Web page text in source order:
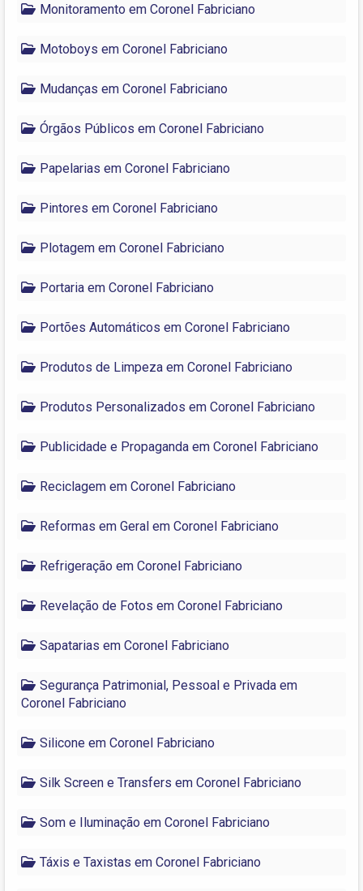
Monitoramento em Coronel Fabriciano
Motoboys em Coronel Fabriciano
Mudanças em Coronel Fabriciano
Órgãos Públicos em Coronel Fabriciano
Papelarias em Coronel Fabriciano
Pintores em Coronel Fabriciano
Plotagem em Coronel Fabriciano
Portaria em Coronel Fabriciano
Portões Automáticos em Coronel Fabriciano
Produtos de Limpeza em Coronel Fabriciano
Produtos Personalizados em Coronel Fabriciano
Publicidade e Propaganda em Coronel Fabriciano
Reciclagem em Coronel Fabriciano
Reformas em Geral em Coronel Fabriciano
Refrigeração em Coronel Fabriciano
Revelação de Fotos em Coronel Fabriciano
Sapatarias em Coronel Fabriciano
Segurança Patrimonial, Pessoal e Privada em
Coronel Fabriciano
Silicone em Coronel Fabriciano
Silk Screen e Transfers em Coronel Fabriciano
Som e Iluminação em Coronel Fabriciano
Táxis e Taxistas em Coronel Fabriciano